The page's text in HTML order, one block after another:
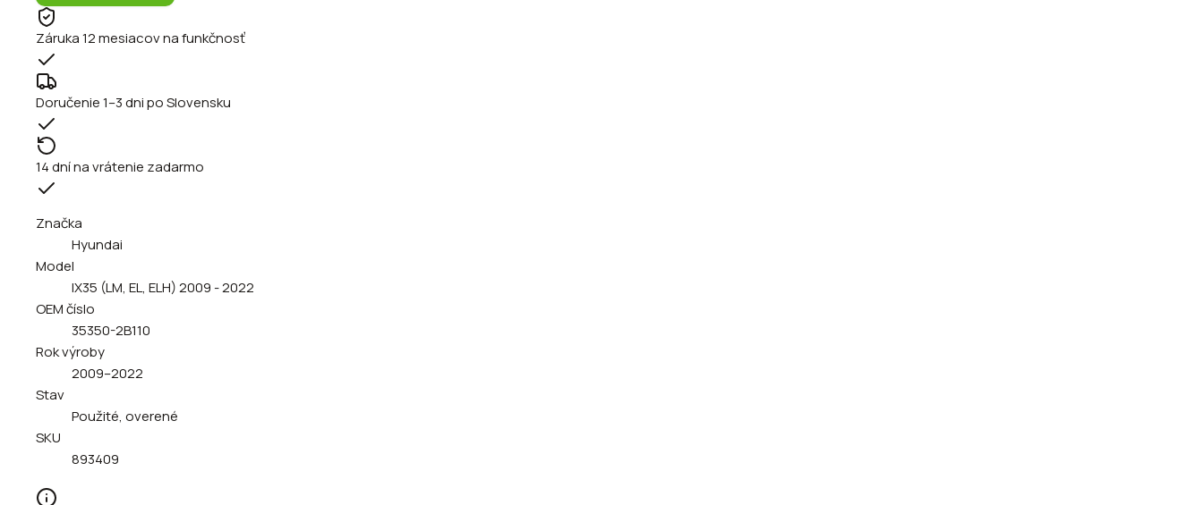
Záruka 12 mesiacov na funkčnosť
Doručenie 1–3 dni po Slovensku
14 dní na vrátenie zadarmo
Značka
Hyundai
Model
IX35 (LM, EL, ELH) 2009 - 2022
OEM číslo
35350-2B110
Rok výroby
2009–2022
Stav
Použité, overené
SKU
893409